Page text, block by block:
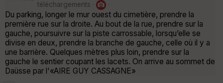
téléchargements ·
·
Du parking, longer le mur ouest du cimetière, prendre la
première rue sur la droite. Au bout de la rue, prendre sur la
gauche, poursuivre sur la piste carrossable, lorsqu’elle se
divise en deux, prendre la branche de gauche, celle où il y a
une barrière. Quelques mètres plus loin, prendre sur la
gauche le sentier coupant les lacets. On arrive au sommet de
Daüsse par l'«AIRE GUY CASSAGNE»